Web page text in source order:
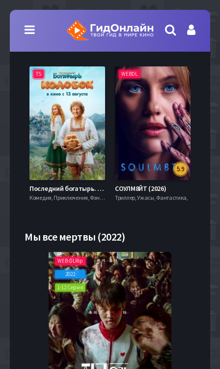
TS
Последний богатырь. Колобок (2026)
Комедия, Приключения, Фэнтези,
WEBDL
5.9
СОУЛМ8ЙТ (2026)
Триллер, Ужасы, Фантастика,
Мы все мертвы (2022)
WEB-DLRip
2022
1-12 Серия